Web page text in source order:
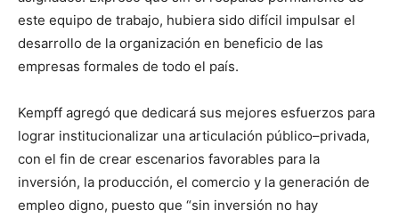
este equipo de trabajo, hubiera sido difícil impulsar el
desarrollo de la organización en beneficio de las
empresas formales de todo el país.
Kempff agregó que dedicará sus mejores esfuerzos para
lograr institucionalizar una articulación público–privada,
con el fin de crear escenarios favorables para la
inversión, la producción, el comercio y la generación de
empleo digno, puesto que “sin inversión no hay